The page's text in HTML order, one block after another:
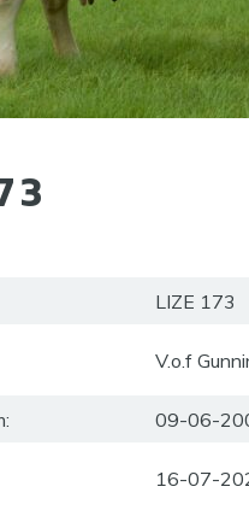
LIZE 173
V.o.f
09-06-
16-07-